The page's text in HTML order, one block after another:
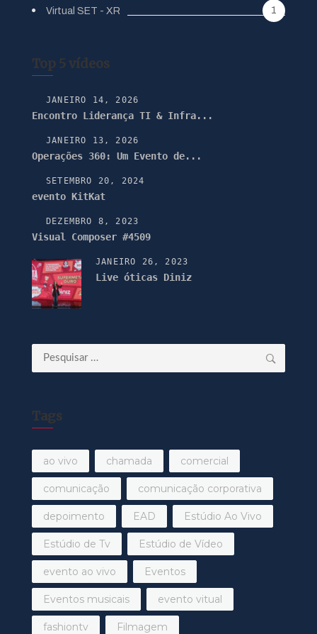
Virtual SET - XR 1
Top 5 vídeos
JANEIRO 14, 2026
Encontro Liderança TI & Infra...
JANEIRO 13, 2026
Operações 360: Um Evento de...
SETEMBRO 20, 2024
evento KitKat
DEZEMBRO 8, 2023
Visual Composer #4509
JANEIRO 26, 2023
Live óticas Diniz
Pesquisar
por:
Tags
ao vivo chamada comercial
comunicação comunicação corporativa
depoimento EAD Estúdio Ao Vivo
Estúdio de Tv Estúdio de Vídeo
evento ao vivo Eventos
Eventos musicais evento vitual
fashiontv Filmagem